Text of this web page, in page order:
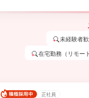
未経験者
在宅勤務（リモー
正社員